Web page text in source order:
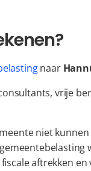
naar
vrije
niet
aftrekken en